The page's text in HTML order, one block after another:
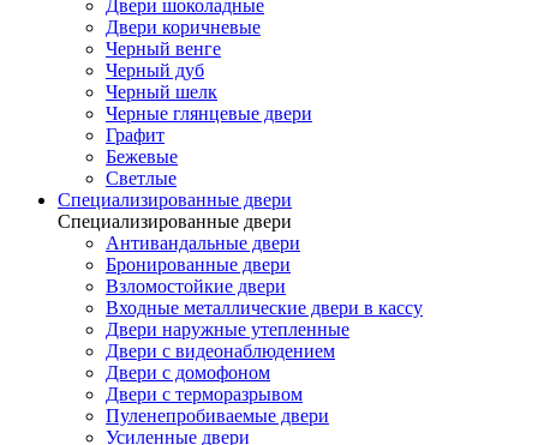
Двери шоколадные
Двери коричневые
Черный венге
Черный дуб
Черный шелк
Черные глянцевые двери
Графит
Бежевые
Светлые
Специализированные двери
Специализированные двери
Антивандальные двери
Бронированные двери
Взломостойкие двери
Входные металлические двери в кассу
Двери наружные утепленные
Двери с видеонаблюдением
Двери с домофоном
Двери с терморазрывом
Пуленепробиваемые двери
Усиленные двери